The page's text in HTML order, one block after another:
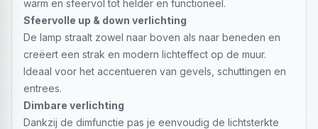
warm en sfeervol tot helder en functioneel.
Sfeervolle up & down verlichting
De lamp straalt zowel naar boven als naar beneden en
creëert een strak en modern lichteffect op de muur.
Ideaal voor het accentueren van gevels, schuttingen en
entrees.
Dimbare verlichting
Dankzij de dimfunctie pas je eenvoudig de lichtsterkte